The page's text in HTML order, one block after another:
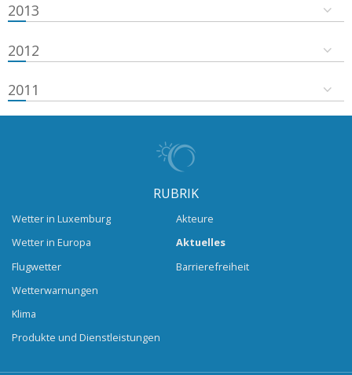
2013
2012
2011
RUBRIK
Wetter in Luxemburg
Wetter in Europa
Flugwetter
Wetterwarnungen
Klima
Produkte und Dienstleistungen
Akteure
Aktuelles
Barrierefreiheit